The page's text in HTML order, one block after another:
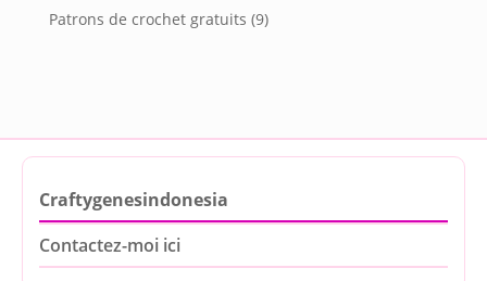
Patrons de crochet gratuits (9)
Craftygenesindonesia
Contactez-moi ici